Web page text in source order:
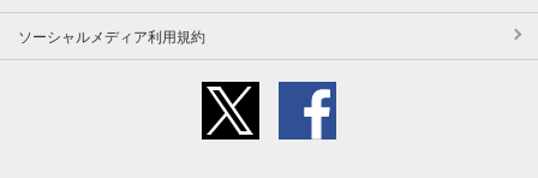
ソーシャルメディア利用規約